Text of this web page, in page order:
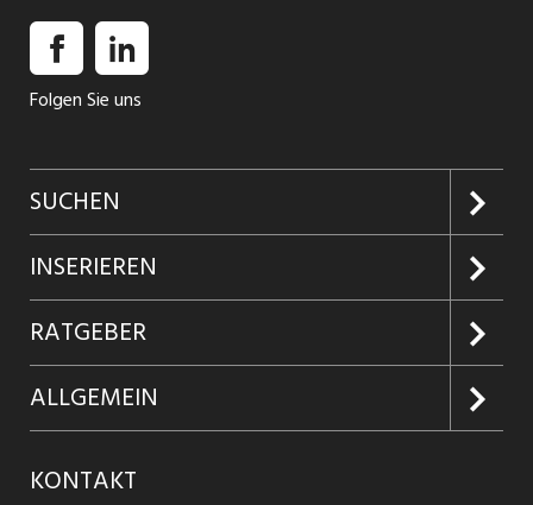
Folgen Sie uns
SUCHEN
Jobs suchen
Jobabo
Firmen entdecken
Jobs in Graubünden
Jobs in St. Gallen
INSERIEREN
Kundenlogin
Inserieren
Produkte
Jobticker
RATGEBER
Glossar
ALLGEMEIN
KONTAKT